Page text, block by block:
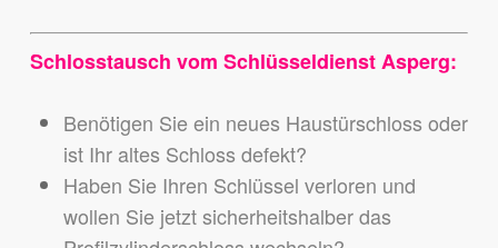
Schlosstausch vom Schlüsseldienst Asperg:
Benötigen Sie ein neues Haustürschloss oder
ist Ihr altes Schloss defekt?
Haben Sie Ihren Schlüssel verloren und
wollen Sie jetzt sicherheitshalber das